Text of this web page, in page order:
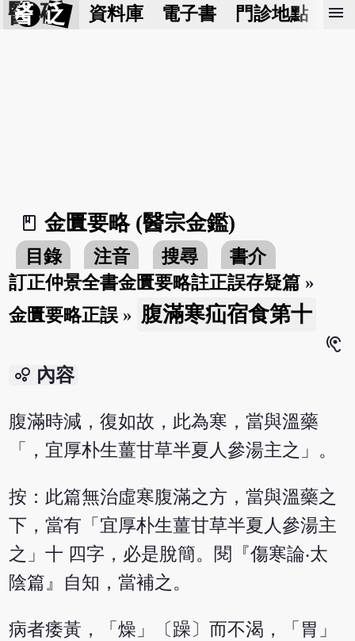
醫 砭 資料庫 電子書 門診地點 預
menu
book_2
金匱要略 (醫宗金鑑)
目錄 注音 搜尋
書介
訂正仲景全書金匱要略註正誤存疑篇 »
金匱要略正誤 » 腹滿寒疝宿食第十
hearing
bubble_chart 內容
腹滿時減，復如故，此為寒，當與溫藥
「，宜厚朴生薑甘草半夏人參湯主之」。
按：此篇無治虛寒腹滿之方，當與溫藥之
下，當有「宜厚朴生薑甘草半夏人參湯主
之」十 四字，必是脫簡。閱『傷寒論‧太
陰篇』自知，當補之。
病者痿黃，「燥」〔躁〕而不渴，「胃」